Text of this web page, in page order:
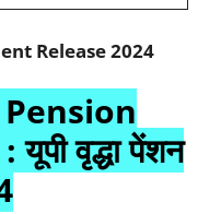
Release 2024
वृद्धा पेंशन